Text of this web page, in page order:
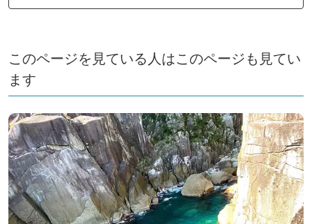
このページを見ている人はこのページも見てい
ます